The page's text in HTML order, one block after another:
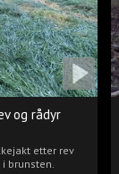
og rådyr
etter rev
brunsten.